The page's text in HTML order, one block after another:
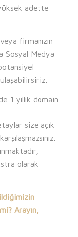
adette
firmanızın
Sosyal Medya
1 yıllık domain
size açık
olarak
Arayın,